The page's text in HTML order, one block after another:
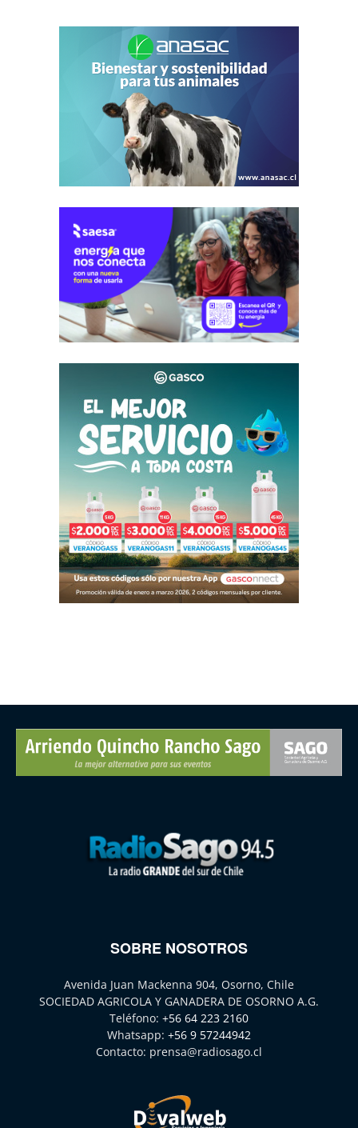
SOBRE NOSOTROS
Avenida Juan Mackenna 904, Osorno, Chile
SOCIEDAD AGRICOLA Y GANADERA DE OSORNO A.G.
Teléfono: +56 64 223 2160
Whatsapp: +56 9 57244942
Contacto: prensa@radiosago.cl